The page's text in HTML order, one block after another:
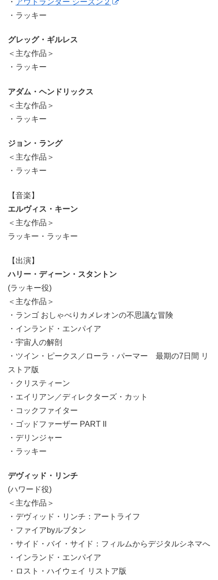
・
アウトランダー シーズン２
・ラッキー
グレッグ・ギルレス
＜主な作品＞
・ラッキー
アダム・ヘンドリックス
＜主な作品＞
・ラッキー
ジョン・ラング
＜主な作品＞
・ラッキー
【音楽】
エルヴィス・キーン
＜主な作品＞
ラッキー・ラッキー
【出演】
ハリー・ディーン・スタントン
(ラッキー役)
＜主な作品＞
・ランゴ おしゃべりカメレオンの不思議な冒険
・インランド・エンパイア
・宇宙人の解剖
・ツイン・ピークス／ローラ・パーマー 最期の7日間 リ
ストア版
・クリスティーン
・エイリアン／ディレクターズ・カット
・コックファイター
・ゴッドファーザー PART II
・デリンジャー
・ラッキー
デヴィッド・リンチ
(ハワード役)
＜主な作品＞
・デヴィッド・リンチ：アートライフ
・ファイアbyルブタン
・サイド・バイ・サイド：フィルムからデジタルシネマへ
・インランド・エンパイア
・ロスト・ハイウェイ リストア版